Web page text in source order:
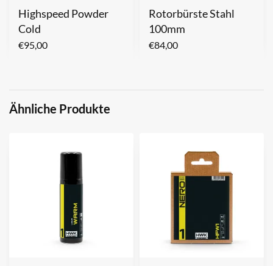
Highspeed Powder
Cold
€95,00
Rotorbürste Stahl
100mm
€84,00
Ähnliche Produkte